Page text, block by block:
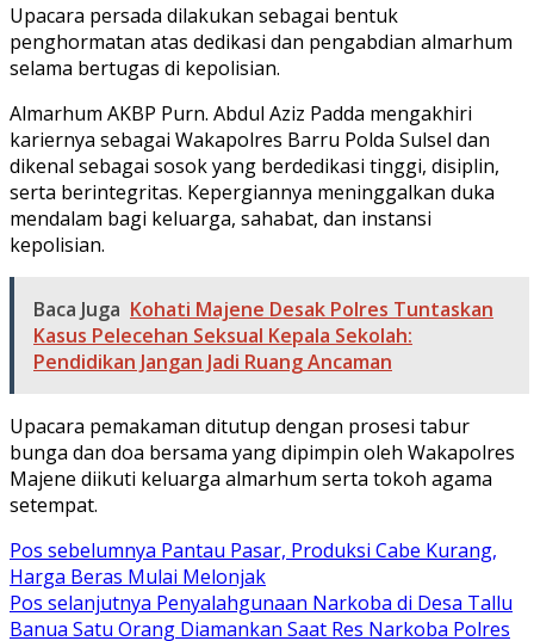
Upacara persada dilakukan sebagai bentuk
penghormatan atas dedikasi dan pengabdian almarhum
selama bertugas di kepolisian.
Almarhum AKBP Purn. Abdul Aziz Padda mengakhiri
kariernya sebagai Wakapolres Barru Polda Sulsel dan
dikenal sebagai sosok yang berdedikasi tinggi, disiplin,
serta berintegritas. Kepergiannya meninggalkan duka
mendalam bagi keluarga, sahabat, dan instansi
kepolisian.
Baca Juga Kohati Majene Desak Polres Tuntaskan
Kasus Pelecehan Seksual Kepala Sekolah:
Pendidikan Jangan Jadi Ruang Ancaman
Upacara pemakaman ditutup dengan prosesi tabur
bunga dan doa bersama yang dipimpin oleh Wakapolres
Majene diikuti keluarga almarhum serta tokoh agama
setempat.
Navigasi
pos
Pos sebelumnya Pantau Pasar, Produksi Cabe Kurang,
Harga Beras Mulai Melonjak
Pos selanjutnya Penyalahgunaan Narkoba di Desa Tallu
Banua Satu Orang Diamankan Saat Res Narkoba Polres